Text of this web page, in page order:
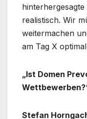
realistisch. Wir
weitermachen
am Tag X
„Ist Domen
Stefan